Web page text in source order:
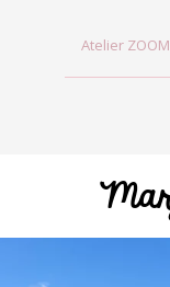
Atelier ZOOM